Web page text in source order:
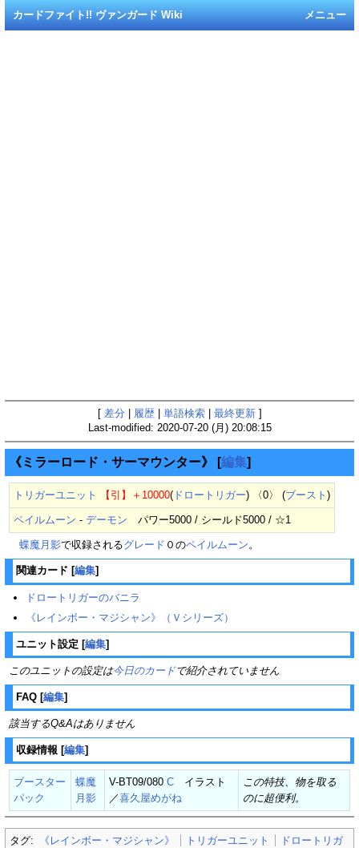
メニュー
カードファイト!! ヴァンガード Wiki
[ 差分 履歴| 単語検索| 最終更新]
Last-modified: 2020-07-20 (月) 20:08:15
《ミラーロード・サーマウンター》 [編集]
トリガーユニット 【引】 ＋10000( ドロートリガー) 〈0〉 (ブースト )
ペイルムーン - デーモン パワー5000 / シールド5000 / ☆1
蝶魔月影で収録されるグレード ０のペイルムーン。
関連カード [編集]
ドロートリガーのバニラ
《レインボー・マジシャン》（Ｖシリーズ）
ユニット設定 [編集]
このユニットの設定は今日のカードで紹介されていません
FAQ [編集]
該当するQ&Aはありません
収録情報 [編集]
ブースター
パック
蝶魔
月影
V-BT09/080 C イラスト
／喜久屋めがね
この特技、物を取る
のに超便利。
タグ: 《レインボー・マジシャン》 トリガーユニット
ドロートリガ